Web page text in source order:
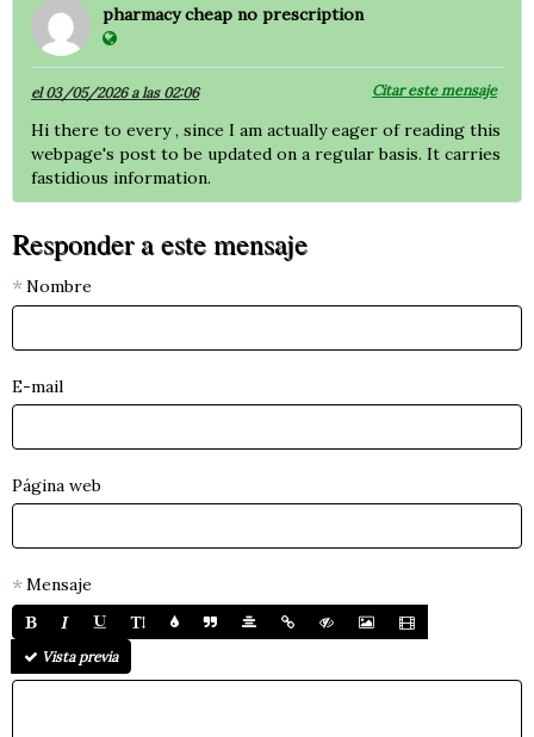
pharmacy cheap no prescription
el 03/05/2026 a las 02:06 Citar este mensaje
Hi there to every , since I am actually eager of reading this
webpage's post to be updated on a regular basis. It carries
fastidious information.
Responder a este mensaje
Nombre
E-mail
Página web
Mensaje
Vista previa